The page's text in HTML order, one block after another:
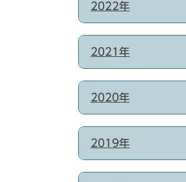
2022年
2021年
2020年
2019年